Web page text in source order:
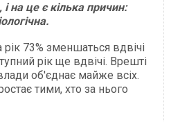
на це є кілька причин:
73% зменшаться вдвічі
рік ще вдвічі. Врешті
об'єднає майже всіх.
тими, хто за нього